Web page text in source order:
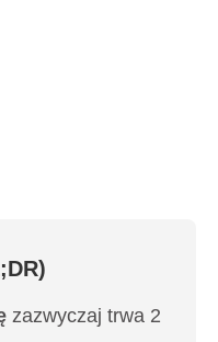
zazwyczaj trwa 2